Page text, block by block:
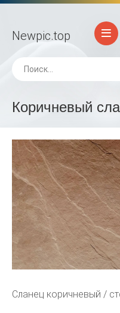
Newpic.top
Коричневый
Сланец коричневый /